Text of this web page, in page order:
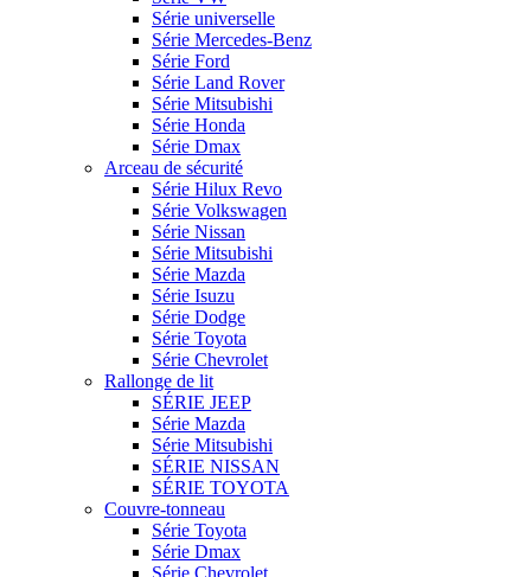
Série universelle
Série Mercedes-Benz
Série Ford
Série Land Rover
Série Mitsubishi
Série Honda
Série Dmax
Arceau de sécurité
Série Hilux Revo
Série Volkswagen
Série Nissan
Série Mitsubishi
Série Mazda
Série Isuzu
Série Dodge
Série Toyota
Série Chevrolet
Rallonge de lit
SÉRIE JEEP
Série Mazda
Série Mitsubishi
SÉRIE NISSAN
SÉRIE TOYOTA
Couvre-tonneau
Série Toyota
Série Dmax
Série Chevrolet